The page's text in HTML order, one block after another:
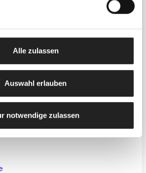
Alle zulassen
Auswahl erlauben
notwendige zulassen
Beschichtungen
& Putze